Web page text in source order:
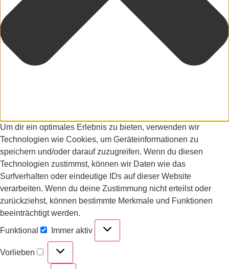
Um dir ein optimales Erlebnis zu bieten, verwenden wir
Technologien wie Cookies, um Geräteinformationen zu
speichern und/oder darauf zuzugreifen. Wenn du diesen
Technologien zustimmst, können wir Daten wie das
Surfverhalten oder eindeutige IDs auf dieser Website
verarbeiten. Wenn du deine Zustimmung nicht erteilst oder
zurückziehst, können bestimmte Merkmale und Funktionen
beeinträchtigt werden.
Funktional
Immer aktiv
Vorlieben